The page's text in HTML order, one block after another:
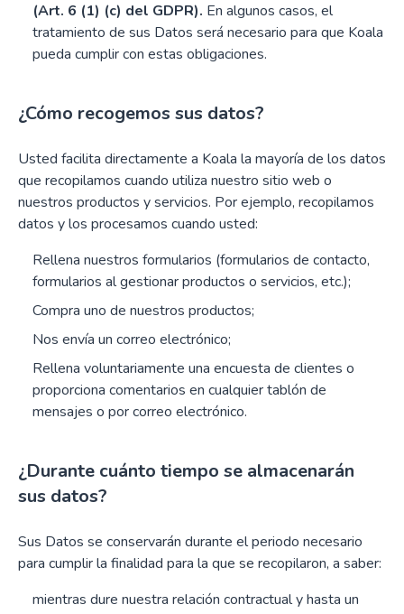
(Art. 6 (1) (c) del GDPR). En algunos casos, el
tratamiento de sus Datos será necesario para que Koala
pueda cumplir con estas obligaciones.
¿Cómo recogemos sus datos?
Usted facilita directamente a Koala la mayoría de los datos
que recopilamos cuando utiliza nuestro sitio web o
nuestros productos y servicios. Por ejemplo, recopilamos
datos y los procesamos cuando usted:
Rellena nuestros formularios (formularios de contacto,
formularios al gestionar productos o servicios, etc.);
Compra uno de nuestros productos;
Nos envía un correo electrónico;
Rellena voluntariamente una encuesta de clientes o
proporciona comentarios en cualquier tablón de
mensajes o por correo electrónico.
¿Durante cuánto tiempo se almacenarán
sus datos?
Sus Datos se conservarán durante el periodo necesario
para cumplir la finalidad para la que se recopilaron, a saber:
mientras dure nuestra relación contractual y hasta un